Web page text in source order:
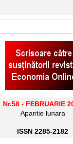
Nr.58 - FEBRUARIE
Aparitie lunara
ISSN 2285-2182